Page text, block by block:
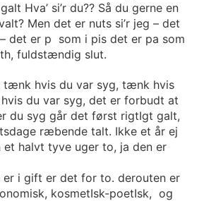
Hva’ si’r du?? Så du gerne en
Men det er nuts si’r jeg – det
– det er p som i pis det er pa som
fuldstændig slut.
tænk hvis du var syg, tænk hvis
du var syg, det er forbudt at
du syg går det først rigtIgt galt,
ræbende talt. Ikke et år ej
et halvt tyve uger to, ja den er
er i gift er det for to. derouten er
kosmetIsk-poetIsk, og